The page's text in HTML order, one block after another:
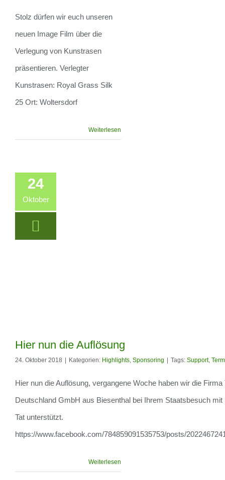
Stolz dürfen wir euch unseren
neuen Image Film über die
Verlegung von Kunstrasen
präsentieren. Verlegter
Kunstrasen: Royal Grass Silk
25 Ort: Woltersdorf
Weiterlesen
24
Oktober
Hier nun die
Hier nun die Auflösung
24. Oktober 2018 Kategorien: Highlights, Sponsoring Tags: Support,
Hier nun die Auflösung, vergangene Woche haben wir die
Deutschland GmbH aus Biesenthal bei Ihrem Staatsbesuch mit
Tat unterstützt.
https://www.facebook.com/784859091535753/posts/
Weiterlesen